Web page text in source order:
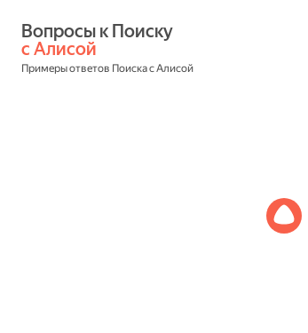
с Алисой
Примеры ответов Поиска с Алисой